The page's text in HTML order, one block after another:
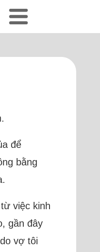
để
bằng
việc kinh
gần đây
vợ tôi